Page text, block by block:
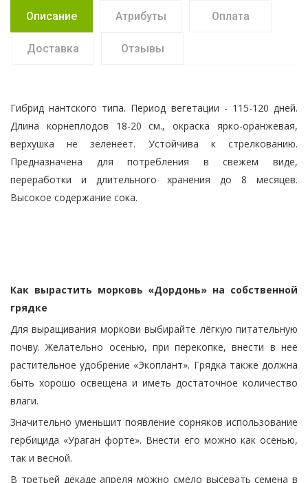
Описание Атрибуты Оплата
Доставка Отзывы
Гибрид нантского типа. Период вегетации - 115-120 дней.
Длина корнеплодов 18-20 см., окраска ярко-оранжевая,
верхушка не зеленеет. Устойчива к стрелкованию.
Предназначена для потребления в свежем виде,
переработки и длительного хранения до 8 месяцев.
Высокое содержание сока.
Как вырастить морковь «Дордонь» на собственной
грядке
Для выращивания моркови выбирайте лёгкую питательную
почву. Желательно осенью, при перекопке, внести в неё
растительное удобрение «Экоплант». Грядка также должна
быть хорошо освещена и иметь достаточное количество
влаги.
Значительно уменьшит появление сорняков использование
гербицида «Ураган форте». Внести его можно как осенью,
так и весной.
В третьей декаде апреля можно смело высевать семена в